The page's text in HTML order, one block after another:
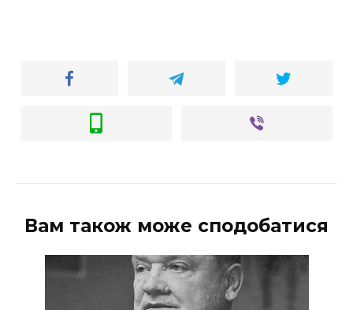
Вам також може сподобатися